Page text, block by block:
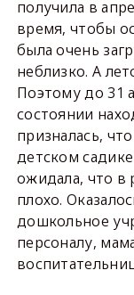
получила в
время, чтобы
была очень
неблизко. А
Поэтому до 31
состоянии
призналась,
детском
ожидала, что в
плохо.
дошкольное
персоналу,